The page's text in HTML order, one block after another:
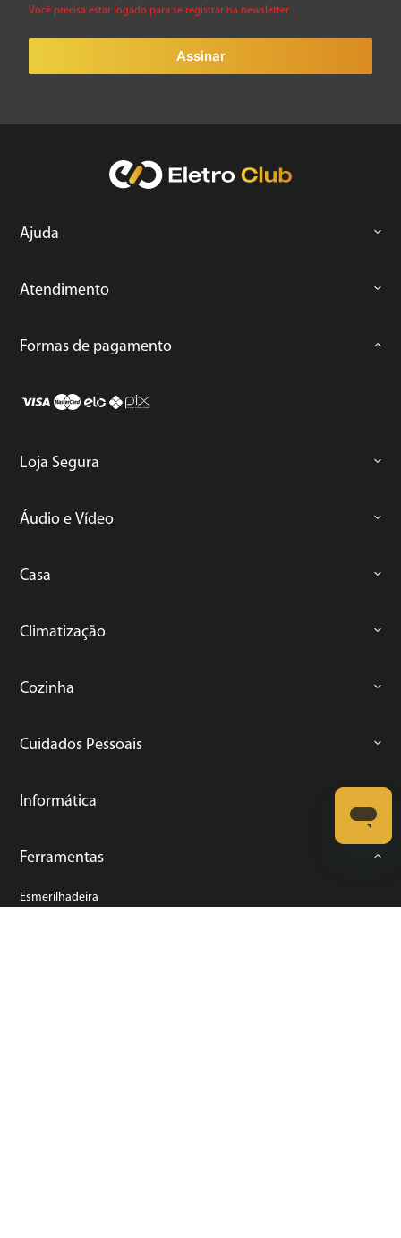
Você precisa estar logado para se registrar na newsletter
Assinar
Ajuda
Atendimento
Formas de pagamento
Loja Segura
Áudio e Vídeo
Casa
Climatização
Cozinha
Cuidados Pessoais
Informática
Ferramentas
Esmerilhadeira